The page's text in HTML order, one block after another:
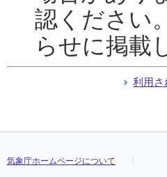
認ください
らせに掲載
利用さ
気象庁ホームページについて